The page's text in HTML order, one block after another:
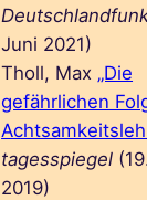
Juni 2021)
Tholl, Max „Die
gefährlichen
tagesspiegel
2019)